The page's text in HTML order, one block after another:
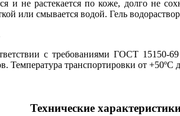
и не растекается по коже, долго не
или смывается водой. Гель
с требованиями ГОСТ
Температура транспортировки от +50ºС
Технические